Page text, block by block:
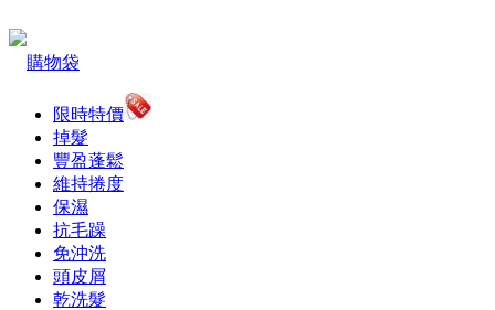
購物袋
限時特價
掉髮
豐盈蓬鬆
維持捲度
保濕
抗毛躁
免沖洗
頭皮屑
乾洗髮